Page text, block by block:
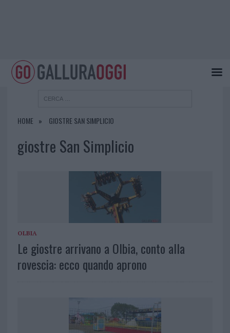
HOME GIOSTRE SAN SIMPLICIO
giostre San Simplicio
OLBIA
Le giostre arrivano a Olbia, conto alla
rovescia: ecco quando aprono